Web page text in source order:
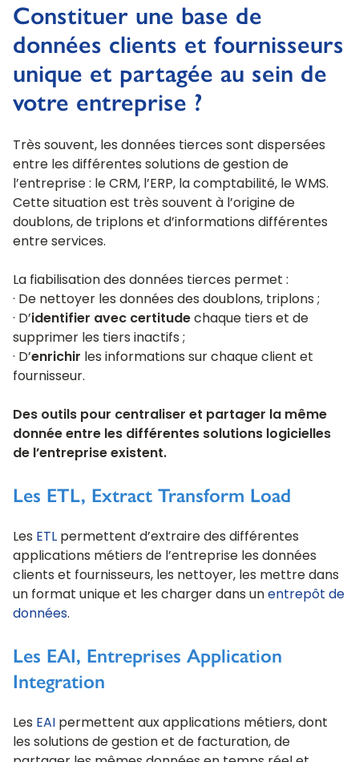
Constituer une base de
données clients et fournisseurs
unique et partagée au sein de
votre entreprise ?
Très souvent, les données tierces sont dispersées
entre les différentes solutions de gestion de
l’entreprise : le CRM, l’ERP, la comptabilité, le WMS.
Cette situation est très souvent à l’origine de
doublons, de triplons et d’informations différentes
entre services.
La fiabilisation des données tierces permet :
· De nettoyer les données des doublons, triplons ;
· D’identifier avec certitude chaque tiers et de
supprimer les tiers inactifs ;
· D’enrichir les informations sur chaque client et
fournisseur.
Des outils pour centraliser et partager la même
donnée entre les différentes solutions logicielles
de l’entreprise existent.
Les ETL, Extract Transform Load
Les ETL permettent d’extraire des différentes
applications métiers de l’entreprise les données
clients et fournisseurs, les nettoyer, les mettre dans
un format unique et les charger dans un entrepôt de
données.
Les EAI, Entreprises Application
Integration
Les EAI
permettent aux applications métiers, dont
les solutions de gestion et de facturation, de